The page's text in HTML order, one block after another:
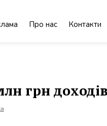
Про нас Контакти
доходів